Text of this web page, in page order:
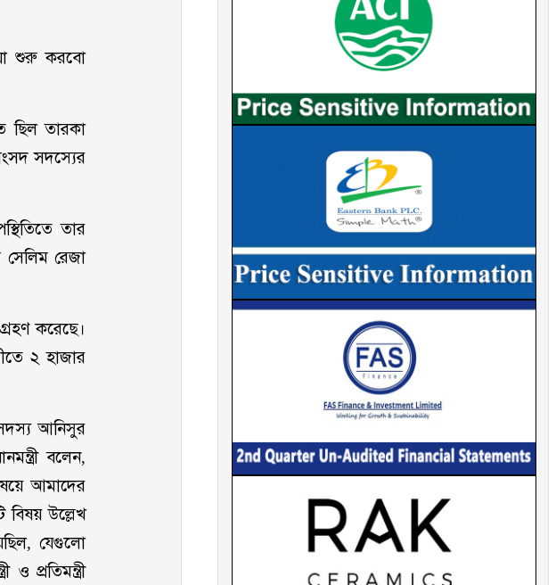
শুরু করবো
ছিল তারকা
সংসদ সদস্যের
তার
রেজা
করেছে।
২ হাজার
আনিসুর
বলেন,
আমাদের
বিষয় উল্লেখ
যেগুলো
প্রতিমন্ত্রী